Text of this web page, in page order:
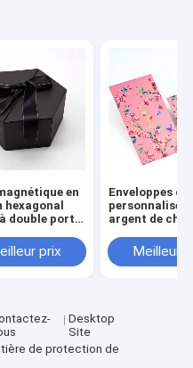
en
double porte
prix
Enveloppes
argent de
Enveloppe
Nouvel An
Meilleur
Desktop
Site
de protection de